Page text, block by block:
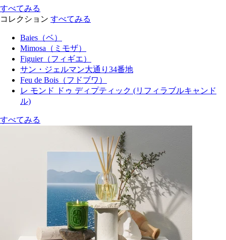
すべてみる
コレクション すべてみる
Baies（ベ）
Mimosa（ミモザ）
Figuier（フィギエ）
サン・ジェルマン大通り34番地
Feu de Bois（フドブワ）
レ モンド ドゥ ディプティック (リフィラブルキャンド
ル)
すべてみる